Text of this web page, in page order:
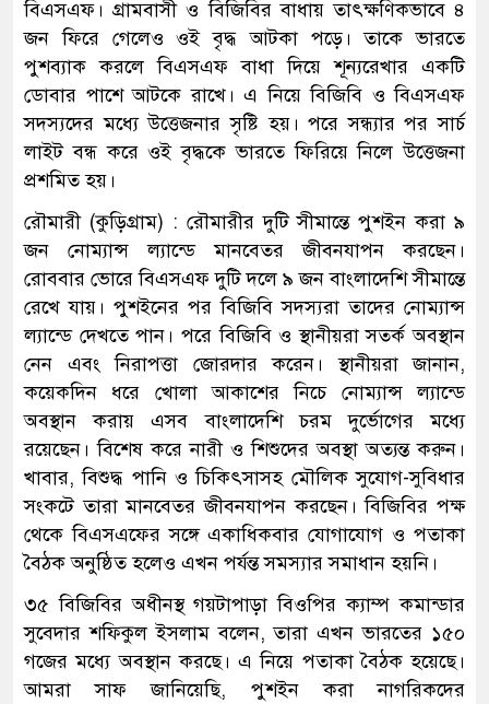
বিএসএফ। গ্রামবাসী ও বিজিবির বাধায় তাৎক্ষণিকভাবে ৪
জন ফিরে গেলেও ওই বৃদ্ধ আটকা পড়ে। তাকে ভারতে
পুশব্যাক করলে বিএসএফ বাধা দিয়ে শূন্যরেখার একটি
ডোবার পাশে আটকে রাখে। এ নিয়ে বিজিবি ও বিএসএফ
সদস্যদের মধ্যে উত্তেজনার সৃষ্টি হয়। পরে সন্ধ্যার পর সার্চ
লাইট বন্ধ করে ওই বৃদ্ধকে ভারতে ফিরিয়ে নিলে উত্তেজনা
প্রশমিত হয়।
রৌমারী (কুড়িগ্রাম) : রৌমারীর দুটি সীমান্তে পুশইন করা ৯
জন নোম্যান্স ল্যান্ডে মানবেতর জীবনযাপন করছেন।
রোববার ভোরে বিএসএফ দুটি দলে ৯ জন বাংলাদেশি সীমান্তে
রেখে যায়। পুশইনের পর বিজিবি সদস্যরা তাদের নোম্যান্স
ল্যান্ডে দেখতে পান। পরে বিজিবি ও স্থানীয়রা সতর্ক অবস্থান
নেন এবং নিরাপত্তা জোরদার করেন। স্থানীয়রা জানান,
কয়েকদিন ধরে খোলা আকাশের নিচে নোম্যান্স ল্যান্ডে
অবস্থান করায় এসব বাংলাদেশি চরম দুর্ভোগের মধ্যে
রয়েছেন। বিশেষ করে নারী ও শিশুদের অবস্থা অত্যন্ত করুন।
খাবার, বিশুদ্ধ পানি ও চিকিৎসাসহ মৌলিক সুযোগ-সুবিধার
সংকটে তারা মানবেতর জীবনযাপন করছেন। বিজিবির পক্ষ
থেকে বিএসএফের সঙ্গে একাধিকবার যোগাযোগ ও পতাকা
বৈঠক অনুষ্ঠিত হলেও এখন পর্যন্ত সমস্যার সমাধান হয়নি।
৩৫ বিজিবির অধীনস্থ গয়টাপাড়া বিওপির ক্যাম্প কমান্ডার
সুবেদার শফিকুল ইসলাম বলেন, তারা এখন ভারতের ১৫০
গজের মধ্যে অবস্থান করছে। এ নিয়ে পতাকা বৈঠক হয়েছে।
আমরা সাফ জানিয়েছি, পুশইন করা নাগরিকদের